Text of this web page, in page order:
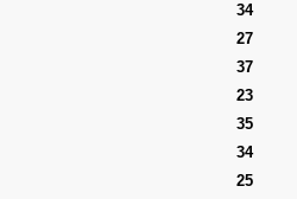
34
27
37
23
35
34
25